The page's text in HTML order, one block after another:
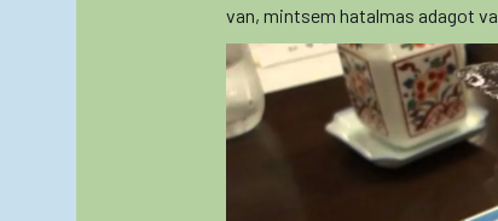
van, mintsem hatalmas adagot